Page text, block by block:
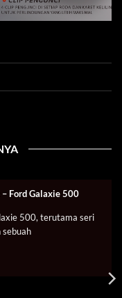
Ford Galaxie 500
500, terutama seri